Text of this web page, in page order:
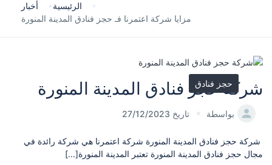
الرئيسية
أخبار
مزايا شركة اعتمرنا فـ حجز فنادق المدينة المنورة
حجز فنادق
شركة حجز فنادق المدينة المنورة
بواسطة تاريخ 27/12/2023
شركة حجز فنادق المدينة المنورة شركة اعتمرنا هي شركة رائدة في
مجال حجز فنادق المدينة المنورة تعتبر المدينة المنورة[...]